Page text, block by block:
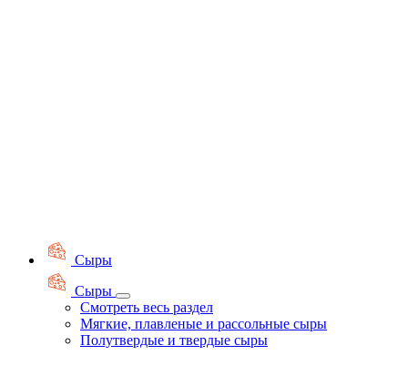
Сыры
Сыры
Смотреть весь раздел
Мягкие, плавленые и рассольные сыры
Полутвердые и твердые сыры